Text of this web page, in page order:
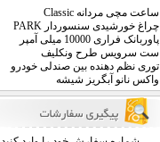
ساعت مچی مردانه Classic
چراغ خورشیدی سنسوردار PARK
پاوربانک فراری 10000 میلی آمپر
ست سرویس طرح ونکلیف
توری نظم دهنده بین صندلی خودرو
واکس نانو آبگریز شیشه